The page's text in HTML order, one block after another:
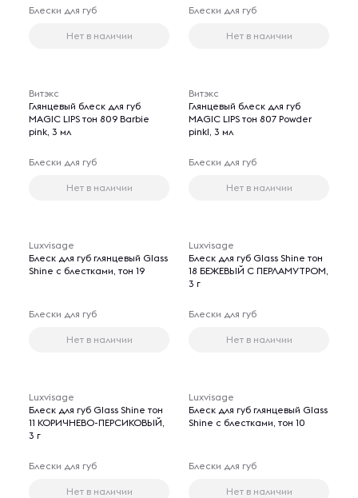
Блески для губ
Нет в наличии
Блески для губ
Нет в наличии
Витэкс
Глянцевый блеск для губ
MAGIC LIPS тон 809 Barbie
pink, 3 мл
Блески для губ
Нет в наличии
Витэкс
Глянцевый блеск для губ
MAGIC LIPS тон 807 Powder
pinkl, 3 мл
Блески для губ
Нет в наличии
Luxvisage
Блеск для губ глянцевый Glass
Shine с блестками, тон 19
Блески для губ
Нет в наличии
Luxvisage
Блеск для губ Glass Shine тон
18 БЕЖЕВЫЙ С ПЕРЛАМУТРОМ,
3 г
Блески для губ
Нет в наличии
Luxvisage
Блеск для губ Glass Shine тон
11 КОРИЧНЕВО-ПЕРСИКОВЫЙ,
3 г
Блески для губ
Нет в наличии
Luxvisage
Блеск для губ глянцевый Glass
Shine с блестками, тон 10
Блески для губ
Нет в наличии